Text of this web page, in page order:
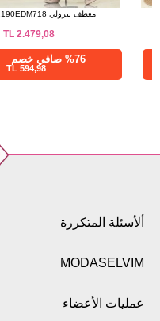
عباءة كحلي 2756SL432
3.100,02
TL
744,01 TL
ألأسئلة المتكررة
MODASELVIM
عمليات الأعضاء